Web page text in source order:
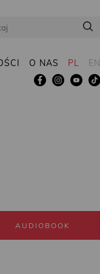
O NAS PL EN
AUDIOBOOK